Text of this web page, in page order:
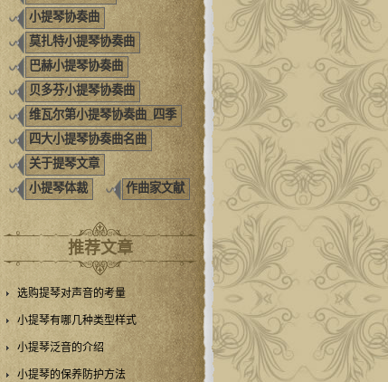
小提琴协奏曲
莫扎特小提琴协奏曲
巴赫小提琴协奏曲
贝多芬小提琴协奏曲
维瓦尔第小提琴协奏曲_四季
四大小提琴协奏曲名曲
关于提琴文章
小提琴体裁
作曲家文献
推荐文章
选购提琴对声音的考量
小提琴有哪几种类型样式
小提琴泛音的介绍
小提琴的保养防护方法